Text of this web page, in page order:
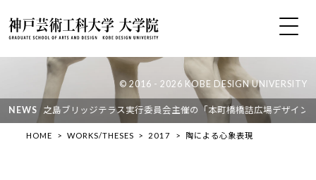
NEWS
、中之島ブリッジテラス実行委員会主催の「本町橋橋詰広場デザイン
© 2016 - 2026 KOBE DESIGN UNIVERSITY
HOME WORKS/THESES 2017 陶による心象表現